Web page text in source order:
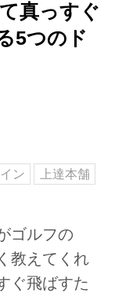
真っすぐ
5つのド
ン 上達本舗
ゴルフの
教えてくれ
ぐ飛ばすた